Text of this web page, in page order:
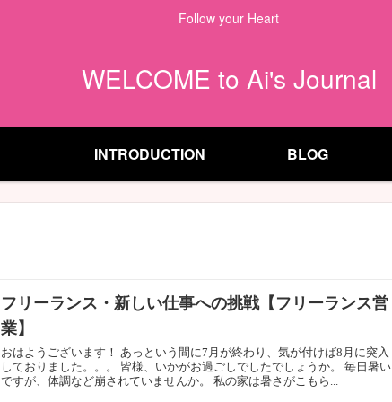
Follow your Heart
WELCOME to Ai's Journal
INTRODUCTION BLOG
フリーランス・新しい仕事への挑戦【フリーランス営
業】
おはようございます！ あっという間に7月が終わり、気が付けば8月に突入
しておりました。。。 皆様、いかがお過ごしでしたでしょうか。 毎日暑い
ですが、体調など崩されていませんか。 私の家は暑さがこもら...